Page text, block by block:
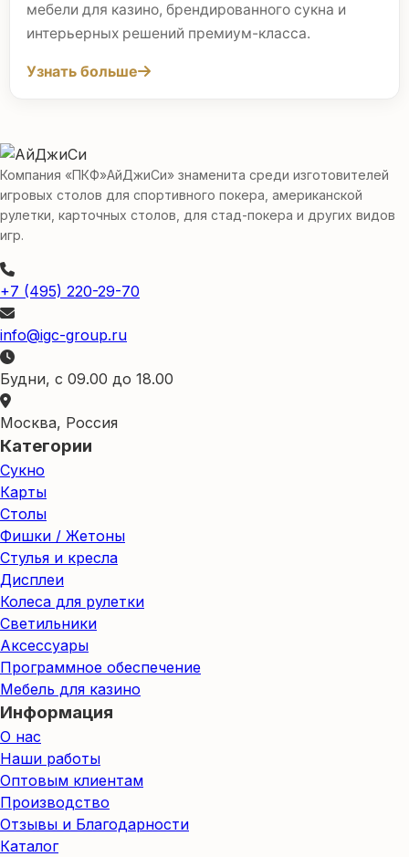
мебели для казино, брендированного сукна и
интерьерных решений премиум-класса.
Узнать больше
Компания «ПКФ»АйДжиСи» знаменита среди изготовителей
игровых столов для спортивного покера, американской
рулетки, карточных столов, для стад-покера и других видов
игр.
+7 (495) 220-29-70
info@igc-group.ru
Будни, с 09.00 до 18.00
Москва, Россия
Категории
Сукно
Карты
Столы
Фишки / Жетоны
Стулья и кресла
Дисплеи
Колеса для рулетки
Светильники
Аксессуары
Программное обеспечение
Мебель для казино
Информация
О нас
Наши работы
Оптовым клиентам
Производство
Отзывы и Благодарности
Каталог